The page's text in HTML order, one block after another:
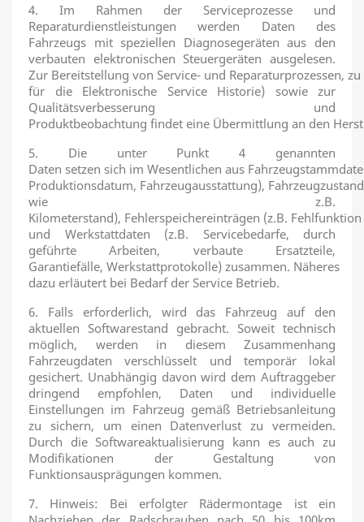
4. Im Rahmen der Serviceprozesse und
Reparaturdienstleistungen werden Daten des
Fahrzeugs mit speziellen Diagnosegeräten aus den
verbauten elektronischen Steuergeräten ausgelesen.
Zur Bereitstellung von Service- und Reparaturprozessen,
für die Elektronische Service Historie) sowie zur
Qualitätsverbesserung und
Produktbeobachtung findet eine Übermittlung an den
5. Die unter Punkt 4 genannten
Daten setzen sich im Wesentlichen aus
Produktionsdatum, Fahrzeugausstattung),
wie z.B.
Kilometerstand), Fehlerspeichereinträgen (z.B.
und Werkstattdaten (z.B. Servicebedarfe, durch
geführte Arbeiten, verbaute Ersatzteile,
Garantiefälle, Werkstattprotokolle) zusammen. Näheres
dazu erläutert bei Bedarf der Service Betrieb.
6. Falls erforderlich, wird das Fahrzeug auf den
aktuellen Softwarestand gebracht. Soweit technisch
möglich, werden in diesem Zusammenhang
Fahrzeugdaten verschlüsselt und temporär lokal
gesichert. Unabhängig davon wird dem Auftraggeber
dringend empfohlen, Daten und individuelle
Einstellungen im Fahrzeug gemäß Betriebsanleitung
zu sichern, um einen Datenverlust zu vermeiden.
Durch die Softwareaktualisierung kann es auch zu
Modifikationen der Gestaltung von
Funktionsausprägungen kommen.
7. Hinweis: Bei erfolgter Rädermontage ist ein